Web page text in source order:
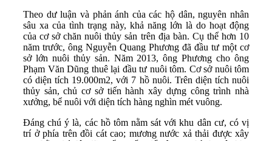
Theo dư luận và phản ánh của các hộ dân, nguyên nhân
sâu xa của tình trạng này, khả năng lớn là do hoạt động
của cơ sở chăn nuôi thủy sản trên địa bàn. Cụ thể hơn 10
năm trước, ông Nguyễn Quang Phương đã đầu tư một cơ
sở lớn nuôi thủy sản. Năm 2013, ông Phương cho ông
Phạm Văn Dũng thuê lại đầu tư nuôi tôm. Cơ sở nuôi tôm
có diện tích 19.000m2, với 7 hồ nuôi. Trên diện tích nuôi
thủy sản, chủ cơ sở tiến hành xây dựng công trình nhà
xưởng, bể nuôi với diện tích hàng nghìn mét vuông.
Đáng chú ý là, các hồ tôm nằm sát với khu dân cư, có vị
trí ở phía trên đồi cát cao; mương nước xả thải được xây